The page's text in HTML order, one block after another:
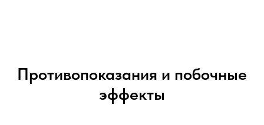
Противопоказания и побочные
эффекты